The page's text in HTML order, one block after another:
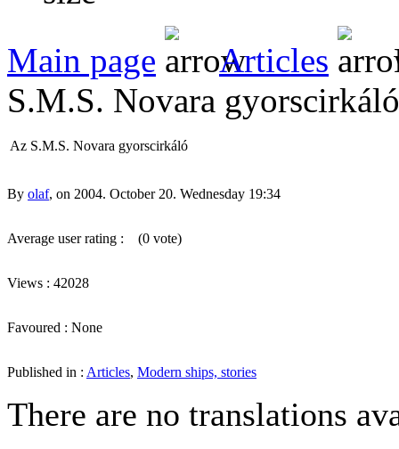
Main page Articles
S.M.S. Novara gyorscirkáló
Az S.M.S. Novara gyorscirkáló
By olaf, on 2004. October 20. Wednesday 19:34
Average user rating : (0 vote)
Views : 42028
Favoured : None
Published in : Articles, Modern ships, stories
There are no translations